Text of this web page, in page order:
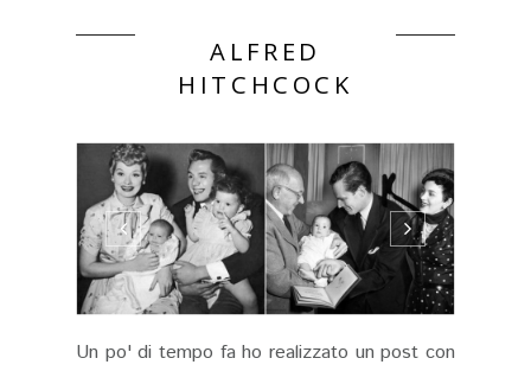
ALFRED
HITCHCOCK
Un po' di tempo fa ho realizzato un post con